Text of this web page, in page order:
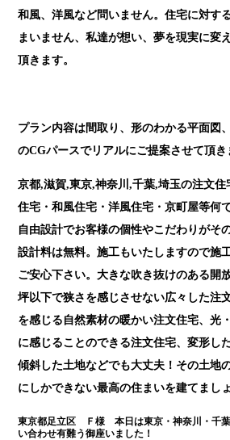
和風、洋風など問いません。住宅に対す
まいません、私達が想い、夢を現実に変
頂きます。
プラン内容は間取り、形のわかる平面図
のCGパースでリアルにご提案させて頂き
京都,滋賀,東京,神奈川,千葉,埼玉の注文
住宅・和風住宅・洋風住宅・京町屋等何
自由設計でお客様の個性やこだわりがそ
設計料は無料。施工もいたしますので施
ご安心下さい。大きな吹き抜けのある開
坪以下で狭さを感じさせない広々した注
を感じる自然素材の暖かい注文住宅、光
に感じることのできる注文住宅、変形し
傾斜した土地などでも大丈夫！その土地
にしかできない最高の住まいを建てまし
東京都足立区 Ｆ様 本日は東京・神奈川・千
い合わせ有難う御座いました！